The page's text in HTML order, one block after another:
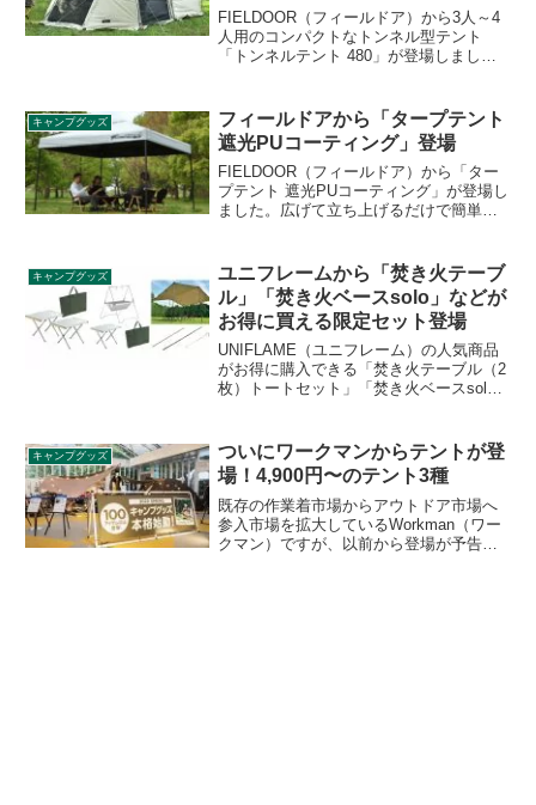
FIELDOOR（フィールドア）から3人～4
人用のコンパクトなトンネル型テント
「トンネルテント 480」が登場しまし
も幅を抑えてコンパクトに使えます。詳
細をレビューします。
キャンプグッズ
フィールドアから「タープテント
遮光PUコーティング」登場
FIELDOOR（フィールドア）から「ター
プテント 遮光PUコーティング」が登場し
ました。広げて立ち上げるだけで簡単に
99.8％なので真夏の日よけに最適です。
詳細をレビューします。
キャンプグッズ
ユニフレームから「焚き火テーブ
ル」「焚き火ベースsolo」などが
お得に買える限定セット登場
UNIFLAME（ユニフレーム）の人気商品
がお得に購入できる「焚き火テーブル（2
枚）トートセット」「焚き火ベースsolo
量限定で登場します。いずれも単品でバ
ラバラに購入するよりお得です。詳細を
レビューします。
キャンプグッズ
ついにワークマンからテントが登
場！4,900円〜のテント3種
既存の作業着市場からアウトドア市場へ
参入市場を拡大しているWorkman（ワー
クマン）ですが、以前から登場が予告さ